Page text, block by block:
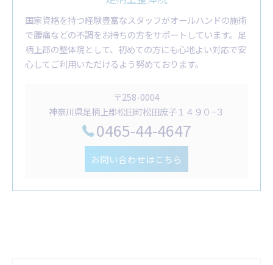
国家資格を持つ経験豊富なスタッフがオールハンドの施術
で腰痛などの不調をお持ちの方をサポートしています。足
柄上郡の整体院として、初めての方にも心地よい対応で安
心してご利用いただけるよう努めております。
〒258-0004
神奈川県足柄上郡松田町松田庶子１４９０−３
0465-44-4647
お問い合わせはこちら